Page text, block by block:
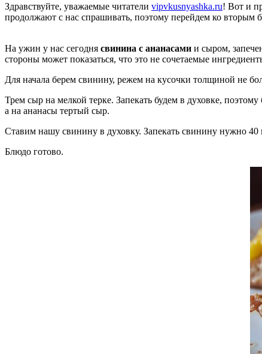
Здравствуйте, уважаемые читатели vipvkusnyashka.ru! Вот и
продолжают с нас спрашивать, поэтому перейдем ко вторым
На ужин у нас сегодня свинина с ананасами и сыром,
стороны может показаться, что это не сочетаемые
Для начала берем свинину, режем на кусочки толщиной не
Трем сыр на мелкой терке. Запекать будем в духовке,
а на ананасы тертый сыр.
Ставим нашу свинину в духовку. Запекать свинину нужно
Блюдо готово.